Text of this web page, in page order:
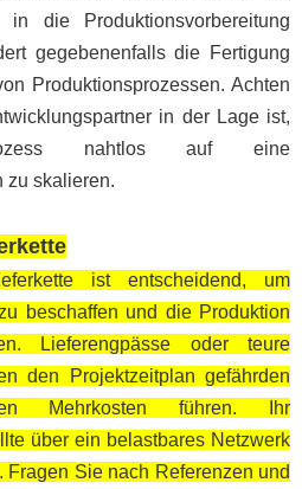
in die Produktionsvorbereitung
gegebenenfalls die Fertigung
Produktionsprozessen. Achten
in der Lage ist,
nahtlos auf eine
zu skalieren.
ist entscheidend, um
beschaffen und die Produktion
Lieferengpässe oder teure
den Projektzeitplan gefährden
Mehrkosten führen. Ihr
über ein belastbares Netzwerk
Fragen Sie nach Referenzen und